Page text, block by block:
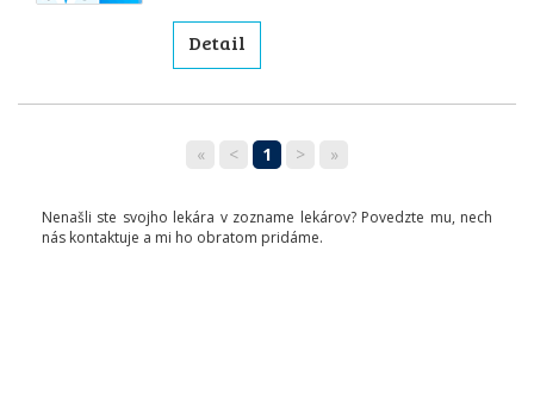
Detail
« < 1 > »
Nenašli ste svojho lekára v zozname lekárov? Povedzte mu, nech
nás kontaktuje a mi ho obratom pridáme.